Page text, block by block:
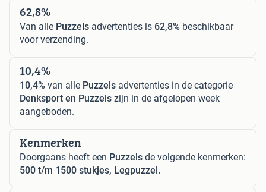
62,8%
Van alle Puzzels advertenties is 62,8% beschikbaar
voor verzending.
10,4%
10,4% van alle Puzzels advertenties in de categorie
Denksport en Puzzels zijn in de afgelopen week
aangeboden.
Kenmerken
Doorgaans heeft een Puzzels de volgende kenmerken:
500 t/m 1500 stukjes, Legpuzzel.